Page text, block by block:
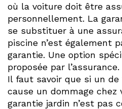
où la voiture doit être
personnellement. La
se substituer à une
piscine n’est également
garantie. Une option
proposée par l’assurance.
Il faut savoir que si un
cause un dommage chez
garantie jardin n’est pas